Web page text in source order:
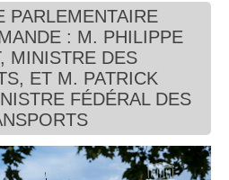
Histoire
Autres
PARLEMENTAIRE
: M. PHILIPPE
MINISTRE DES
ET M. PATRICK
FÉDÉRAL DES
de M. Philippe Tabarot,
et de M. Patrick
ferroviaires franco-
distance et régionales), la